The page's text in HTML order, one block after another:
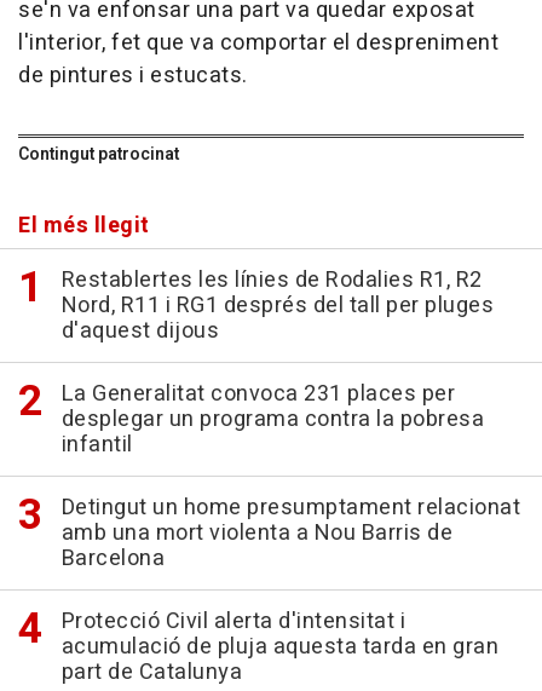
se'n va enfonsar una part va quedar exposat
l'interior, fet que va comportar el despreniment
de pintures i estucats.
Contingut patrocinat
El més llegit
Restablertes les línies de Rodalies R1, R2
Nord, R11 i RG1 després del tall per pluges
d'aquest dijous
La Generalitat convoca 231 places per
desplegar un programa contra la pobresa
infantil
Detingut un home presumptament relacionat
amb una mort violenta a Nou Barris de
Barcelona
Protecció Civil alerta d'intensitat i
acumulació de pluja aquesta tarda en gran
part de Catalunya